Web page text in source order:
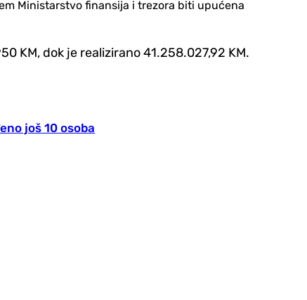
Ministarstvo finansija i trezora biti upućena
KM, dok je realizirano 41.258.027,92 KM.
još 10 osoba